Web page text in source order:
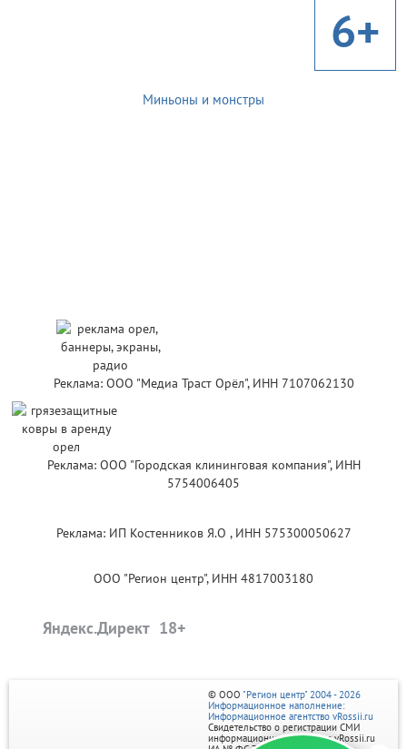
6+
Миньоны и монстры
Реклама: ООО "Медиа Траст Орёл", ИНН 7107062130
Реклама: ООО "Городская клининговая компания", ИНН
5754006405
Реклама: ИП Костенников Я.О , ИНН 575300050627
ООО "Регион центр", ИНН 4817003180
Яндекс.Директ
© ООО "Регион центр" 2004 - 2026
Информационное наполнение:
Информационное агентство vRossii.ru
Свидетельство о регистрации СМИ
информационного агентства vRossii.ru